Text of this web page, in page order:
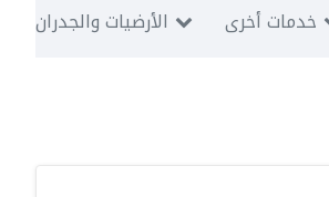
الأرضيات والجدران
خدمات أخرى